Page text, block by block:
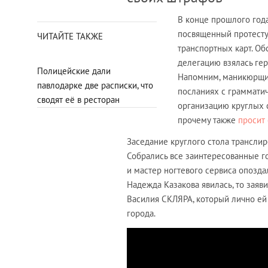
ЧИТАЙТЕ ТАКЖЕ
Полицейские дали
павлодарке две расписки, что
сводят её в ресторан
В конце прошлого
посвященный
транспортных карт.
делегацию взялась
Напомним,
посланиях с
организацию круглых
прочему также просит
Заседание круглого стола
Собрались все заинтересованные
и мастер ногтевого сервиса
Надежда Казакова явилась, то
Василия СКЛЯРА, который лично
города.